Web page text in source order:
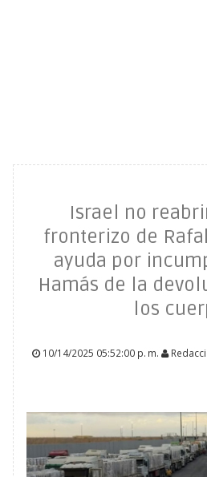
Israel no
fronterizo de
ayuda por
Hamás de la
los
10/14/2025 05:52:00 p. m.